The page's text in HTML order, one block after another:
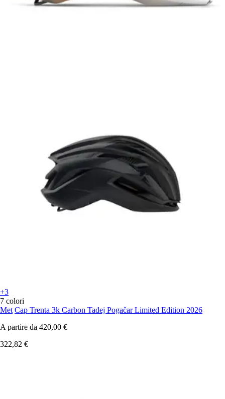
+3
7 colori
Met Cap Trenta 3k Carbon Tadej Pogačar Limited Edition 2026
A partire da 420,00 €
322,82 €